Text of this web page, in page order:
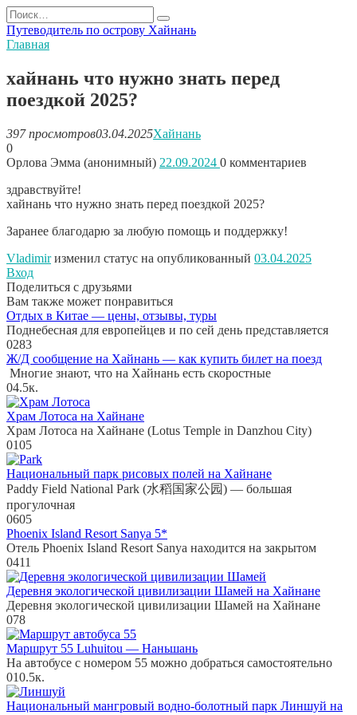
Перейти
к
содержанию
Search
for:
Путеводитель по острову Хайнань
Главная
хайнань что нужно знать перед
поездкой 2025?
397 просмотров03.04.2025Хайнань
0
Орлова Эмма (анонимный) 22.09.2024 0 комментариев
здравствуйте!
хайнань что нужно знать перед поездкой 2025?
Заранее благодарю за любую помощь и поддержку!
Vladimirизменил статус на опубликованный 03.04.2025
Вход
Поделиться с друзьями
Вам также может понравиться
Отдых в Китае — цены, отзывы, туры
Поднебесная для европейцев и по сей день представляется
0283
Ж/Д сообщение на Хайнань — как купить билет на поезд
Многие знают, что на Хайнань есть скоростные
04.5к.
Храм Лотоса на Хайнане
Храм Лотоса на Хайнане (Lotus Temple in Danzhou City)
0105
Национальный парк рисовых полей на Хайнане
Paddy Field National Park (水稻国家公园) — большая
прогулочная
0605
Phoenix Island Resort Sanya 5*
Отель Phoenix Island Resort Sanya находится на закрытом
0411
Деревня экологической цивилизации Шамей на Хайнане
Деревня экологической цивилизации Шамей на Хайнане
078
Маршрут 55 Luhuitou — Наньшань
На автобусе с номером 55 можно добраться самостоятельно
010.5к.
Национальный мангровый водно-болотный парк Линшуй на